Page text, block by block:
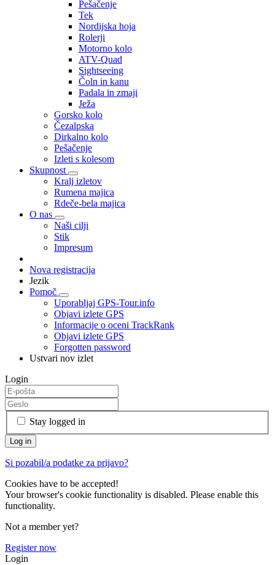
Pešačenje
Tek
Nordijska hoja
Rolerji
Motorno kolo
ATV-Quad
Sightseeing
Čoln in kanu
Padala in zmaji
Ježa
Gorsko kolo
Čezalpska
Dirkalno kolo
Pešačenje
Izleti s kolesom
Skupnost
Kralj izletov
Rumena majica
Rdeče-bela majica
O nas
Naši cilji
Stik
Impresum
Nova registracija
Jezik
Pomoč
Uporabljaj GPS-Tour.info
Objavi izlete GPS
Informacije o oceni TrackRank
Objavi izlete GPS
Forgotten password
Ustvari nov izlet
Login
Stay logged in
Si pozabil/a podatke za prijavo?
Cookies have to be accepted!
Your browser's cookie functionality is disabled. Please enable this
functionality.
Not a member yet?
Register now
Login